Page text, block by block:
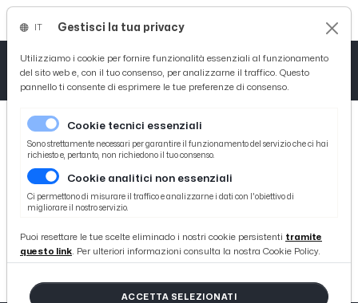
CAN'T CONTINUE
ERROR: #P3QP50JV9ZVEFNZHTHYHNC5PPYGE9MBG
Gestisci la tua privacy
Utilizziamo i cookie per fornire funzionalità essenziali al funzionamento
del sito web e, con il tuo consenso, per analizzarne il traffico. Questo
pannello ti consente di esprimere le tue preferenze di consenso.
Cookie tecnici essenziali
Sono strettamente necessari per garantire il funzionamento del servizio che ci hai
richiesto e, pertanto, non richiedono il tuo consenso.
Cookie analitici non essenziali
Ci permettono di misurare il traffico e analizzarne i dati con l'obiettivo di
migliorare il nostro servizio.
Puoi resettare le tue scelte eliminado i nostri cookie persistenti tramite
questo link. Per ulteriori informazioni consulta la nostra Cookie Policy.
ACCETTA SELEZIONATI
Tutto News
Tutto Sport
Basket
Ciclismo
Tutto Curiosità